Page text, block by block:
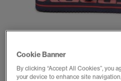
Cookie Banner
By clicking “Accept All Cookies”, you
your device to enhance site